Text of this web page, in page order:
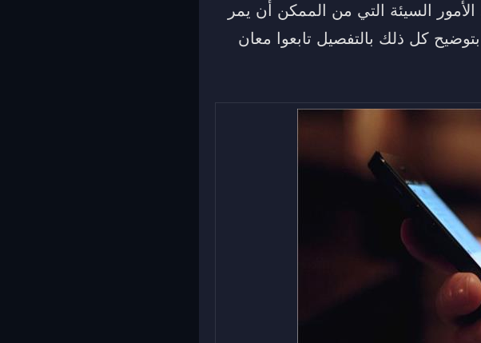
السيئة التي من الممكن أن يمر
كل ذلك بالتفصيل تابعوا معان